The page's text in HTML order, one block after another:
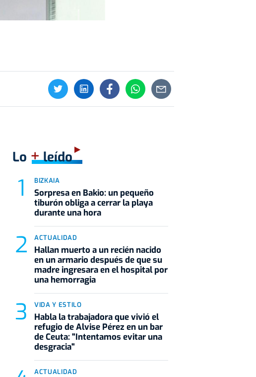
Lo +leído
BIZKAIA
Sorpresa en Bakio: un pequeño
tiburón obliga a cerrar la playa
durante una hora
ACTUALIDAD
Hallan muerto a un recién nacido
en un armario después de que su
madre ingresara en el hospital por
una hemorragia
VIDA Y ESTILO
Habla la trabajadora que vivió el
refugio de Alvise Pérez en un bar
de Ceuta: "Intentamos evitar una
desgracia"
ACTUALIDAD